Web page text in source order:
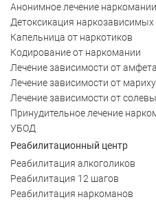
Анонимное лечение наркомании
Детоксикация наркозависимых
Капельница от наркотиков
Кодирование от наркомании
Лечение зависимости от
Лечение зависимости от
Лечение зависимости от
Принудительное лечение
УБОД
Реабилитационный центр
Реабилитация алкоголиков
Реабилитация 12 шагов
Реабилитация наркоманов